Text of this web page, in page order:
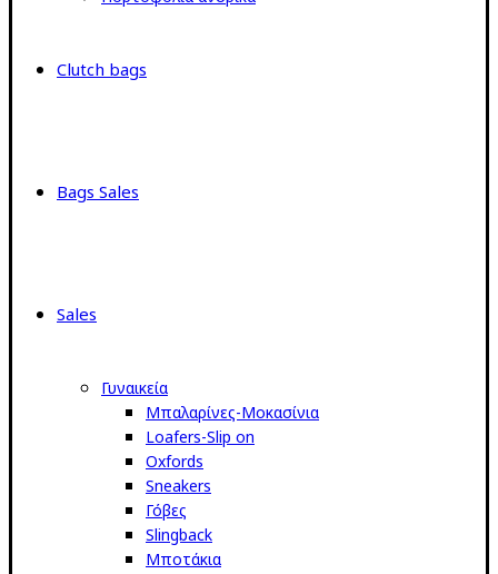
Clutch bags
Bags Sales
Sales
Γυναικεία
Μπαλαρίνες-Μοκασίνια
Loafers-Slip on
Oxfords
Sneakers
Γόβες
Slingback
Μποτάκια